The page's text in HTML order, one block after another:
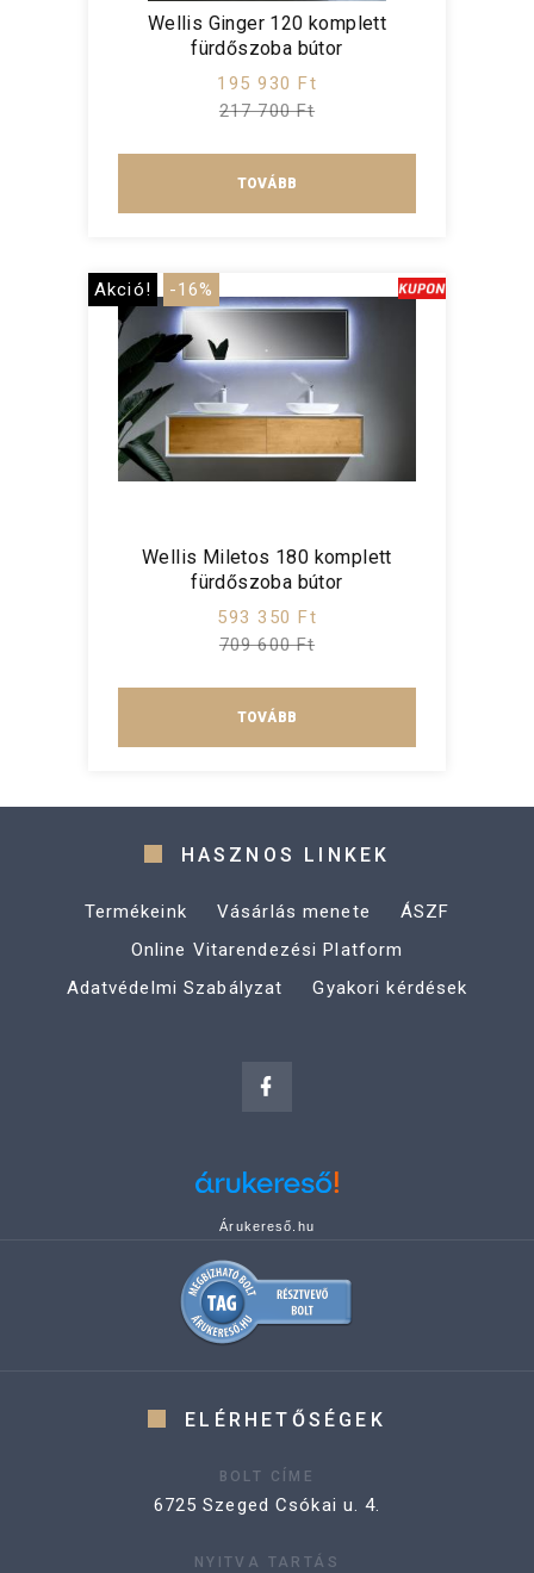
Wellis Ginger 120 komplett
fürdőszoba bútor
195 930 Ft
217 700 Ft
TOVÁBB
Akció! -16%
Wellis Miletos 180 komplett
fürdőszoba bútor
593 350 Ft
709 600 Ft
TOVÁBB
HASZNOS LINKEK
Termékeink Vásárlás menete
ÁSZF
Online Vitarendezési Platform
Adatvédelmi Szabályzat
Gyakori kérdések
Árukereső.hu
ELÉRHETŐSÉGEK
BOLT CÍME
6725 Szeged Csókai u. 4.
NYITVA TARTÁS